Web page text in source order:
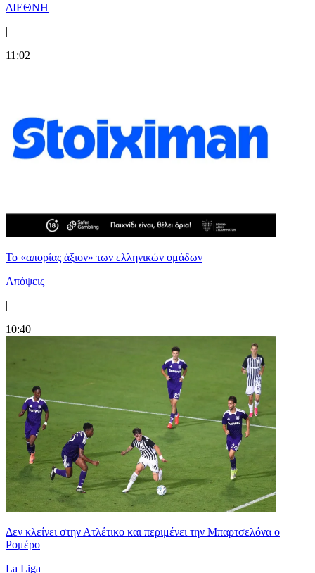
ΔΙΕΘΝΗ
|
11:02
Το «απορίας άξιον» των ελληνικών ομάδων
Απόψεις
|
10:40
Δεν κλείνει στην Ατλέτικο και περιμένει την Μπαρτσελόνα ο
Ρομέρο
La Liga